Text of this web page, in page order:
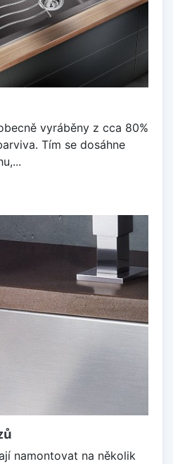
vyráběny z cca 80%
Tím se dosáhne
namontovat na několik